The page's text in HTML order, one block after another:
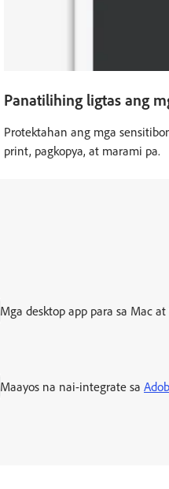
Panatilihing ligtas ang
Protektahan ang mga
print, pagkopya, at marami pa.
Mga desktop app para sa Mac
Maayos na nai-integrate sa